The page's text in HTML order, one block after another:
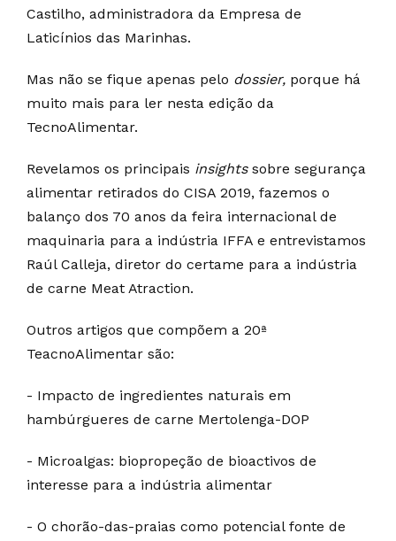
Castilho, administradora da Empresa de
Laticínios das Marinhas.
Mas não se fique apenas pelo dossier, porque há
muito mais para ler nesta edição da
TecnoAlimentar.
Revelamos os principais insightssobre segurança
alimentar retirados do CISA 2019, fazemos o
balanço dos 70 anos da feira internacional de
maquinaria para a indústria IFFA e entrevistamos
Raúl Calleja, diretor do certame para a indústria
de carne Meat Atraction.
Outros artigos que compõem a 20ª
TeacnoAlimentar são:
- Impacto de ingredientes naturais em
hambúrgueres de carne Mertolenga-DOP
- Microalgas: biopropeção de bioactivos de
interesse para a indústria alimentar
- O chorão-das-praias como potencial fonte de